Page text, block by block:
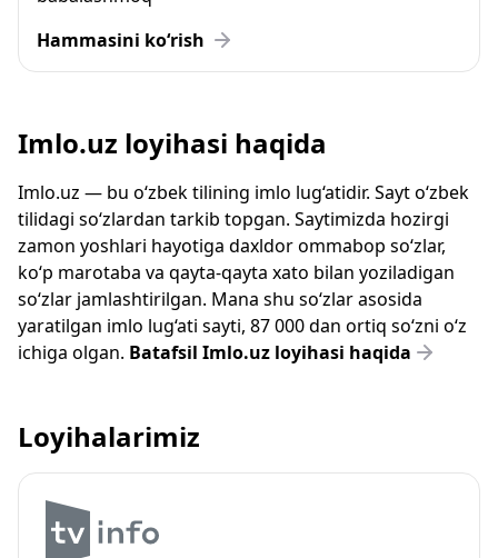
Hammasini ko‘rish
Imlo.uz loyihasi haqida
Imlo.uz — bu o‘zbek tilining imlo lug‘atidir. Sayt o‘zbek
tilidagi so‘zlardan tarkib topgan. Saytimizda hozirgi
zamon yoshlari hayotiga daxldor ommabop so‘zlar,
ko‘p marotaba va qayta-qayta xato bilan yoziladigan
so‘zlar jamlashtirilgan. Mana shu so‘zlar asosida
yaratilgan imlo lug‘ati sayti, 87 000 dan ortiq so‘zni o‘z
ichiga olgan. Batafsil Imlo.uz loyihasi haqida
Loyihalarimiz